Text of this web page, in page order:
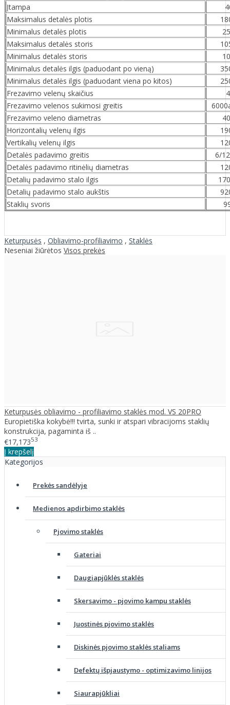
Įtampa
Maksimalus detalės plotis
Minimalus detalės plotis
Maksimalus detalės storis
Minimalus detalės storis
Minimalus detalės ilgis (paduodant po vieną)
Minimalus detalės ilgis (paduodant viena po kitos)
Frezavimo velenų skaičius
Frezavimo velenos sukimosi greitis
Frezavimo veleno diametras
Horizontalių velenų ilgis
Vertikalių velenų ilgis
Detalės padavimo greitis
6/
Detalės padavimo ritinėlių diametras
Detalių padavimo stalo ilgis
Detalių padavimo stalo aukštis
Staklių svoris
Keturpusės , Obliavimo-profiliavimo , Staklės
Neseniai žiūrėtos Visos prekės
Keturpusės obliavimo - profiliavimo staklės mod. VS 20PRO
Europietiška kokybė!!! tvirta, sunki ir atspari vibracijoms staklių
konstrukcija, pagaminta iš ..
€17,17353
Į krepšelį
Kategorijos
Prekės sandėlyje
Medienos apdirbimo staklės
Pjovimo staklės
Gateriai
Daugiapjūklės staklės
Skersavimo - pjovimo kampu staklės
Juostinės pjovimo staklės
Diskinės pjovimo staklės staliams
Defektų išpjaustymo - optimizavimo linijos
Siaurapjūkliai